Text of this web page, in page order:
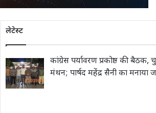
लेटेस्ट
कांग्रेस पर्यावरण प्रकोष्ठ की बैठक,
मंथन; पार्षद महेंद्र सैनी का मनाया